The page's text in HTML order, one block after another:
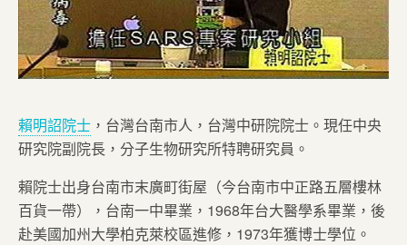
賴明詔院士 ，台灣台南市人，台灣中研院院士。現任中央
研究院副院長，分子生物研究所特聘研究員。
賴院士出身台南市末廣町街屋（今台南市中正路五層樓林
百貨一帶），台南一中畢業，1968年台大醫學系畢業，後
赴美國加州大學柏克萊校區進修，1973年獲博士學位。